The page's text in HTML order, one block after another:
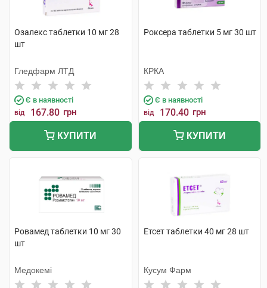
Озалекс таблетки 10 мг 28
шт
Гледфарм ЛТД
Є в наявності
від 167.80 грн
КУПИТИ
Роксера таблетки 5 мг 30 шт
КРКА
Є в наявності
від 170.40 грн
КУПИТИ
Ровамед таблетки 10 мг 30
шт
Медокемі
Етсет таблетки 40 мг 28 шт
Кусум Фарм